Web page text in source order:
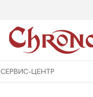
СЕРВИС-ЦЕНТР